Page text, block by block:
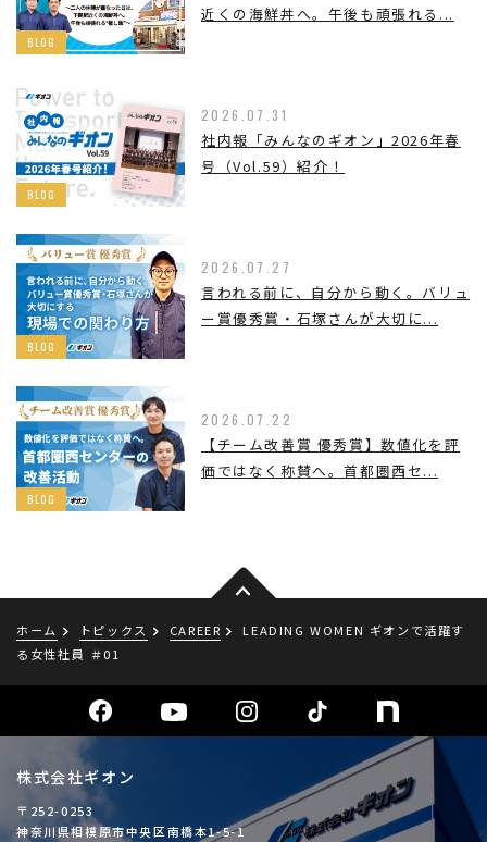
BLOG
近くの海鮮丼へ。午後も頑張れる...
BLOG
2026.07.31
社内報「みんなのギオン」2026年春
号（Vol.59）紹介！
BLOG
2026.07.27
言われる前に、自分から動く。バリュ
ー賞優秀賞・石塚さんが大切に...
BLOG
2026.07.22
【チーム改善賞 優秀賞】数値化を評
価ではなく称賛へ。首都圏西セ...
ホーム トピックス CAREER
LEADING WOMEN ギオンで活躍す
る女性社員 ＃01
株式会社ギオン
〒252-0253
神奈川県相模原市中央区南橋本1-5-1